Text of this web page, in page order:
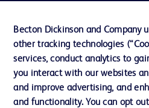
Neuigkeiten, Medien und Blogs
Support
Becton Dickinson and Company
other tracking technologies
services, conduct analytics to
you interact with our websites
and improve advertising, and
and functionality. You can opt